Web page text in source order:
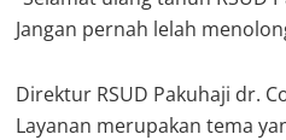
Jangan pernah lelah
Direktur RSUD Pakuhaji dr.
Layanan merupakan tema